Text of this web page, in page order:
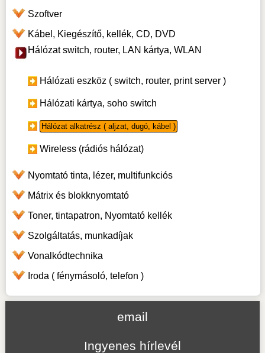
Szoftver
Kábel, Kiegészítő, kellék, CD, DVD
Hálózat switch, router, LAN kártya, WLAN
Hálózati eszköz ( switch, router, print server )
Hálózati kártya, soho switch
Hálózat alkatrész ( aljzat, dugó, kábel )
Wireless (rádiós hálózat)
Nyomtató tinta, lézer, multifunkciós
Mátrix és blokknyomtató
Toner, tintapatron, Nyomtató kellék
Szolgáltatás, munkadíjak
Vonalkódtechnika
Iroda ( fénymásoló, telefon )
email
Ingyenes hírlevél